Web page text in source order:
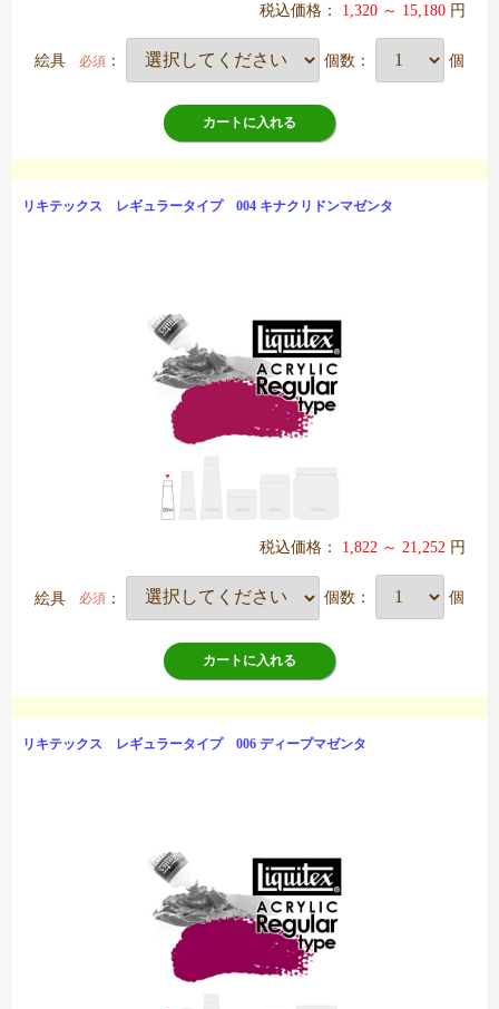
税込価格： 1,320 ～ 15,180 円
絵具 必須 ： 個数： 個
カートに入れる
リキテックス レギュラータイプ 004 キナクリドンマゼンタ
税込価格： 1,822 ～ 21,252 円
絵具 必須 ： 個数： 個
カートに入れる
リキテックス レギュラータイプ 006 ディープマゼンタ